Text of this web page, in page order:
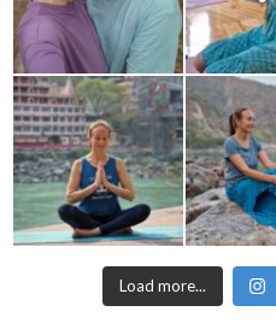
Load more...